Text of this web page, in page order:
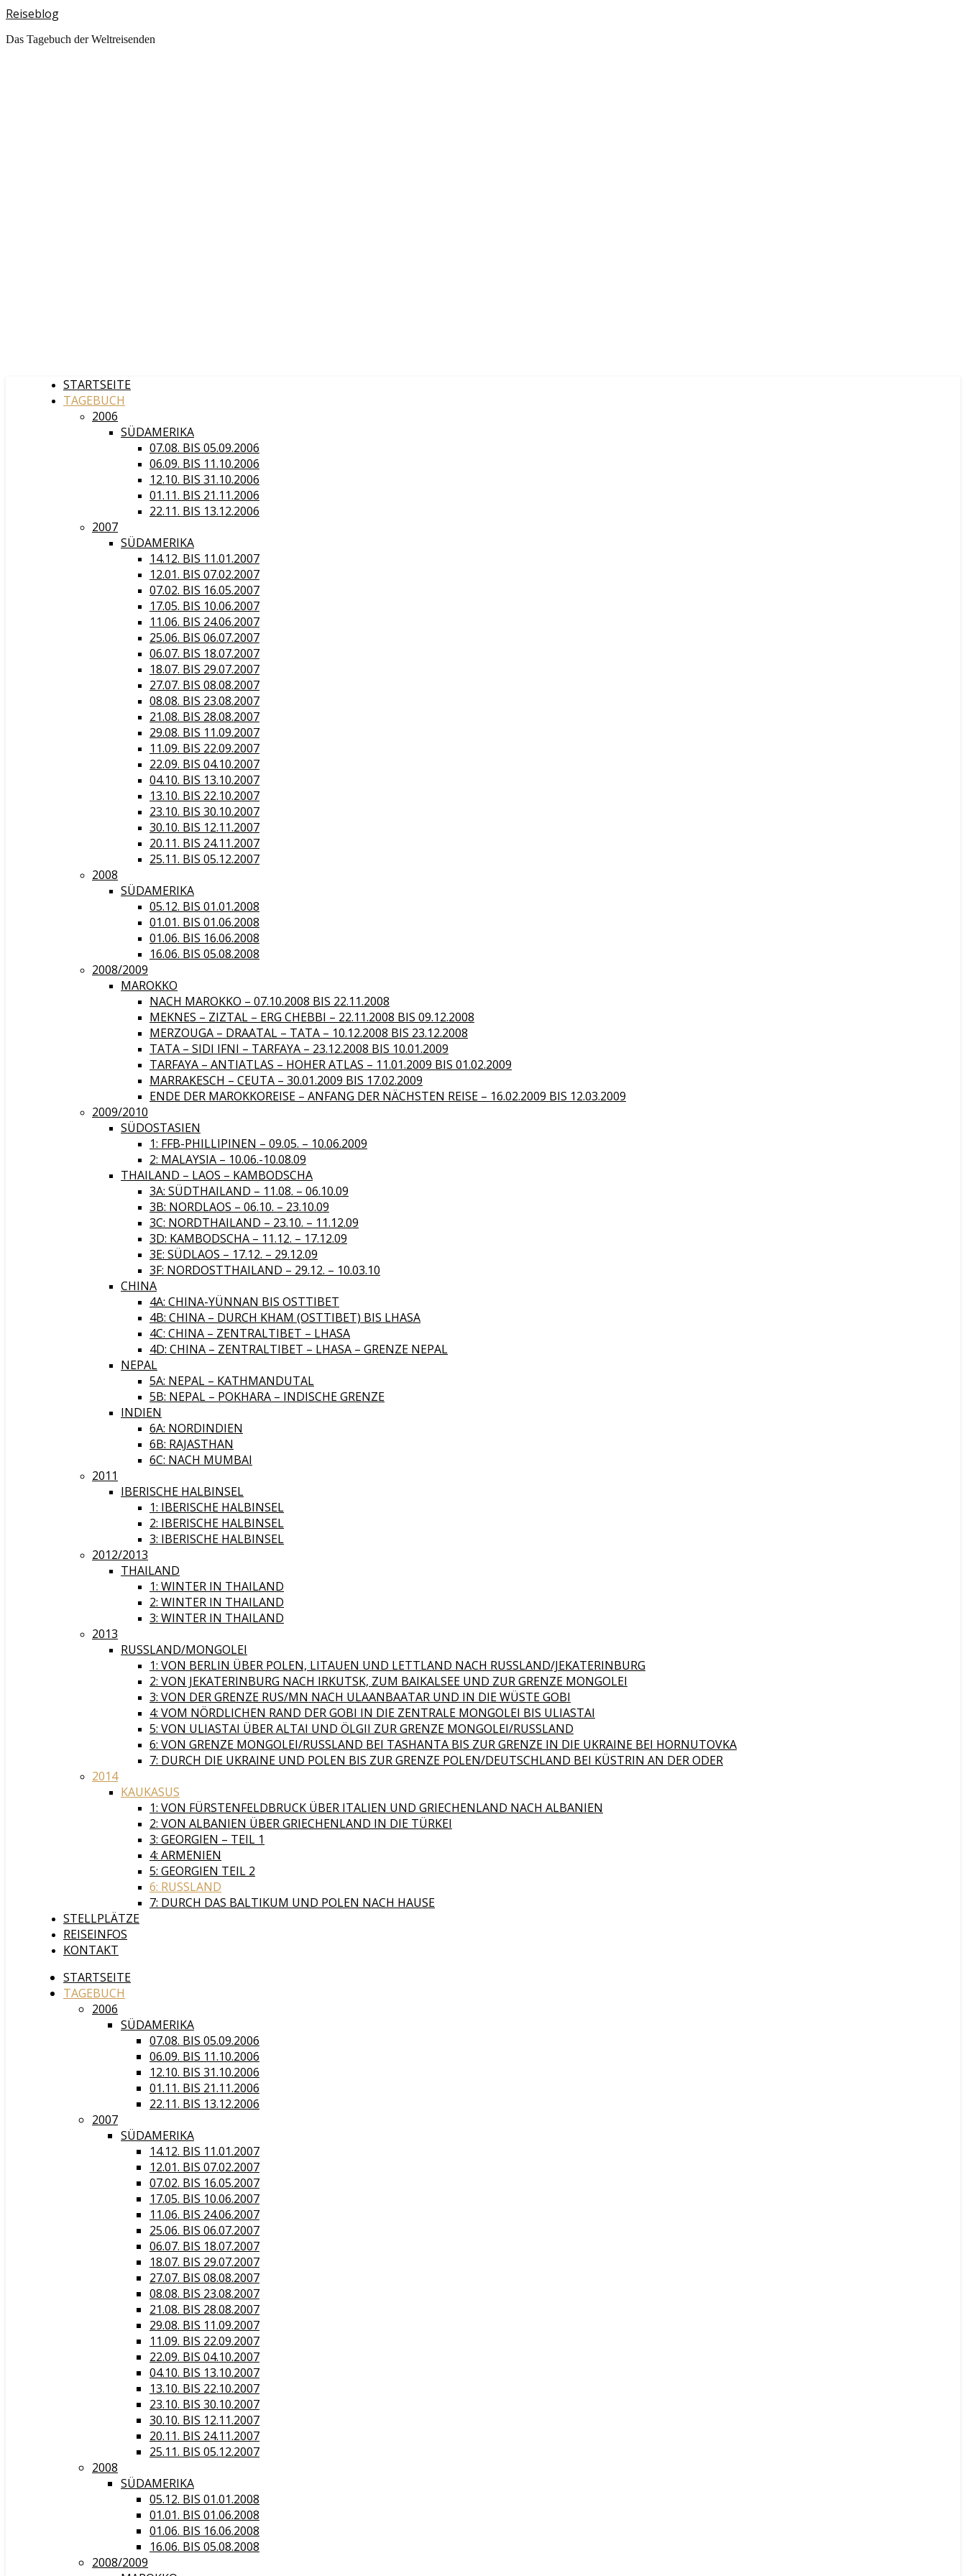
Reiseblog
Das Tagebuch der Weltreisenden
STARTSEITE
TAGEBUCH
2006
SÜDAMERIKA
07.08. BIS 05.09.2006
06.09. BIS 11.10.2006
12.10. BIS 31.10.2006
01.11. BIS 21.11.2006
22.11. BIS 13.12.2006
2007
SÜDAMERIKA
14.12. BIS 11.01.2007
12.01. BIS 07.02.2007
07.02. BIS 16.05.2007
17.05. BIS 10.06.2007
11.06. BIS 24.06.2007
25.06. BIS 06.07.2007
06.07. BIS 18.07.2007
18.07. BIS 29.07.2007
27.07. BIS 08.08.2007
08.08. BIS 23.08.2007
21.08. BIS 28.08.2007
29.08. BIS 11.09.2007
11.09. BIS 22.09.2007
22.09. BIS 04.10.2007
04.10. BIS 13.10.2007
13.10. BIS 22.10.2007
23.10. BIS 30.10.2007
30.10. BIS 12.11.2007
20.11. BIS 24.11.2007
25.11. BIS 05.12.2007
2008
SÜDAMERIKA
05.12. BIS 01.01.2008
01.01. BIS 01.06.2008
01.06. BIS 16.06.2008
16.06. BIS 05.08.2008
2008/2009
MAROKKO
NACH MAROKKO – 07.10.2008 BIS 22.11.2008
MEKNES – ZIZTAL – ERG CHEBBI – 22.11.2008 BIS 09.12.2008
MERZOUGA – DRAATAL – TATA – 10.12.2008 BIS 23.12.2008
TATA – SIDI IFNI – TARFAYA – 23.12.2008 BIS 10.01.2009
TARFAYA – ANTIATLAS – HOHER ATLAS – 11.01.2009 BIS 01.02.2009
MARRAKESCH – CEUTA – 30.01.2009 BIS 17.02.2009
ENDE DER MAROKKOREISE – ANFANG DER NÄCHSTEN REISE – 16.02.2009 BIS 12.03.2009
2009/2010
SÜDOSTASIEN
1: FFB-PHILLIPINEN – 09.05. – 10.06.2009
2: MALAYSIA – 10.06.-10.08.09
THAILAND – LAOS – KAMBODSCHA
3A: SÜDTHAILAND – 11.08. – 06.10.09
3B: NORDLAOS – 06.10. – 23.10.09
3C: NORDTHAILAND – 23.10. – 11.12.09
3D: KAMBODSCHA – 11.12. – 17.12.09
3E: SÜDLAOS – 17.12. – 29.12.09
3F: NORDOSTTHAILAND – 29.12. – 10.03.10
CHINA
4A: CHINA-YÜNNAN BIS OSTTIBET
4B: CHINA – DURCH KHAM (OSTTIBET) BIS LHASA
4C: CHINA – ZENTRALTIBET – LHASA
4D: CHINA – ZENTRALTIBET – LHASA – GRENZE NEPAL
NEPAL
5A: NEPAL – KATHMANDUTAL
5B: NEPAL – POKHARA – INDISCHE GRENZE
INDIEN
6A: NORDINDIEN
6B: RAJASTHAN
6C: NACH MUMBAI
2011
IBERISCHE HALBINSEL
1: IBERISCHE HALBINSEL
2: IBERISCHE HALBINSEL
3: IBERISCHE HALBINSEL
2012/2013
THAILAND
1: WINTER IN THAILAND
2: WINTER IN THAILAND
3: WINTER IN THAILAND
2013
RUSSLAND/MONGOLEI
1: VON BERLIN ÜBER POLEN, LITAUEN UND LETTLAND NACH RUSSLAND/JEKATERINBURG
2: VON JEKATERINBURG NACH IRKUTSK, ZUM BAIKALSEE UND ZUR GRENZE MONGOLEI
3: VON DER GRENZE RUS/MN NACH ULAANBAATAR UND IN DIE WÜSTE GOBI
4: VOM NÖRDLICHEN RAND DER GOBI IN DIE ZENTRALE MONGOLEI BIS ULIASTAI
5: VON ULIASTAI ÜBER ALTAI UND ÖLGII ZUR GRENZE MONGOLEI/RUSSLAND
6: VON GRENZE MONGOLEI/RUSSLAND BEI TASHANTA BIS ZUR GRENZE IN DIE UKRAINE BEI HORNUTOVKA
7: DURCH DIE UKRAINE UND POLEN BIS ZUR GRENZE POLEN/DEUTSCHLAND BEI KÜSTRIN AN DER ODER
2014
KAUKASUS
1: VON FÜRSTENFELDBRUCK ÜBER ITALIEN UND GRIECHENLAND NACH ALBANIEN
2: VON ALBANIEN ÜBER GRIECHENLAND IN DIE TÜRKEI
3: GEORGIEN – TEIL 1
4: ARMENIEN
5: GEORGIEN TEIL 2
6: RUSSLAND
7: DURCH DAS BALTIKUM UND POLEN NACH HAUSE
STELLPLÄTZE
REISEINFOS
KONTAKT
STARTSEITE
TAGEBUCH
2006
SÜDAMERIKA
07.08. BIS 05.09.2006
06.09. BIS 11.10.2006
12.10. BIS 31.10.2006
01.11. BIS 21.11.2006
22.11. BIS 13.12.2006
2007
SÜDAMERIKA
14.12. BIS 11.01.2007
12.01. BIS 07.02.2007
07.02. BIS 16.05.2007
17.05. BIS 10.06.2007
11.06. BIS 24.06.2007
25.06. BIS 06.07.2007
06.07. BIS 18.07.2007
18.07. BIS 29.07.2007
27.07. BIS 08.08.2007
08.08. BIS 23.08.2007
21.08. BIS 28.08.2007
29.08. BIS 11.09.2007
11.09. BIS 22.09.2007
22.09. BIS 04.10.2007
04.10. BIS 13.10.2007
13.10. BIS 22.10.2007
23.10. BIS 30.10.2007
30.10. BIS 12.11.2007
20.11. BIS 24.11.2007
25.11. BIS 05.12.2007
2008
SÜDAMERIKA
05.12. BIS 01.01.2008
01.01. BIS 01.06.2008
01.06. BIS 16.06.2008
16.06. BIS 05.08.2008
2008/2009